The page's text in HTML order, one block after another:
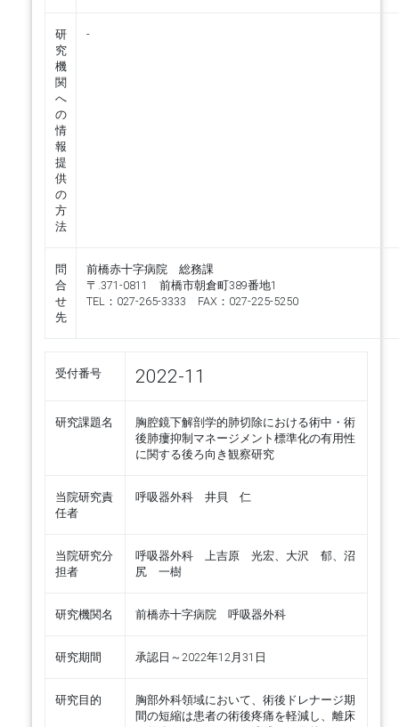
研
究
機
関
へ
の
情
報
提
供
の
方
法
-
問
合
せ
先
前橋赤十字病院 総務課
〒.371-0811 前橋市朝倉町389番地1
TEL：027-265-3333 FAX：027-225-5250
受付番号 2022-11
研究課題名
胸腔鏡下解剖学的肺切除における術中・術
後肺瘻抑制マネージメント標準化の有用性
に関する後ろ向き観察研究
当院研究責
任者
呼吸器外科 井貝 仁
当院研究分
担者
呼吸器外科 上吉原 光宏、大沢 郁、沼
尻 一樹
研究機関名 前橋赤十字病院 呼吸器外科
研究期間 承認日～2022年12月31日
研究目的
胸部外科領域において、術後ドレナージ期
間の短縮は患者の術後疼痛を軽減し、離床